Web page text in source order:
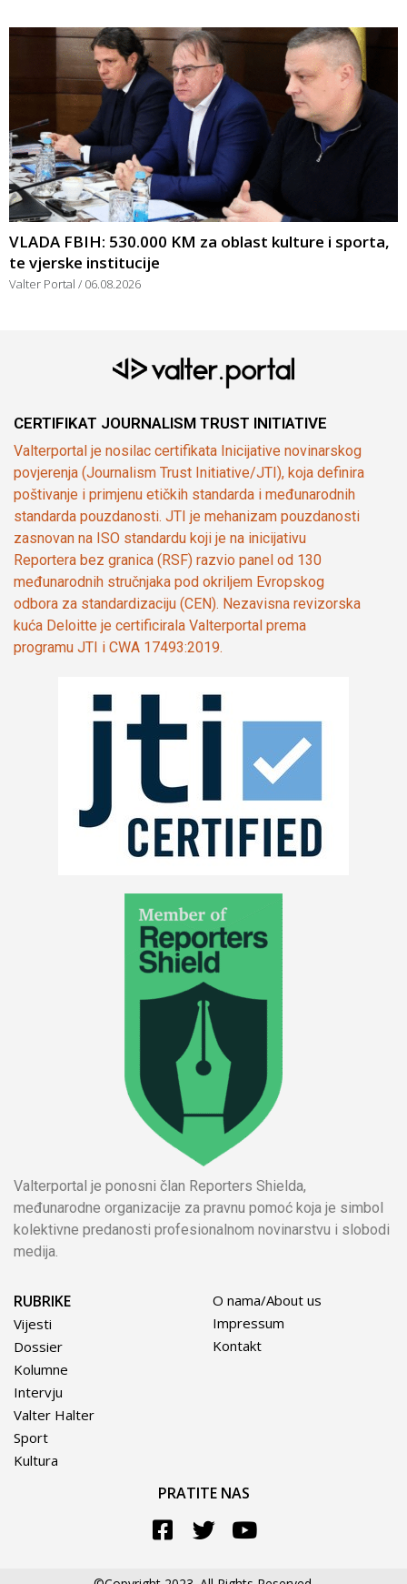
VLADA FBIH: 530.000 KM za oblast kulture i sporta,
te vjerske institucije
Valter Portal 06.08.2026
CERTIFIKAT JOURNALISM TRUST INITIATIVE
Valterportal je nosilac certifikata Inicijative novinarskog
povjerenja (Journalism Trust Initiative/JTI), koja definira
poštivanje i primjenu etičkih standarda i međunarodnih
standarda pouzdanosti. JTI je mehanizam pouzdanosti
zasnovan na ISO standardu koji je na inicijativu
Reportera bez granica (RSF) razvio panel od 130
međunarodnih stručnjaka pod okriljem Evropskog
odbora za standardizaciju (CEN). Nezavisna revizorska
kuća Deloitte je certificirala Valterportal prema
programu JTI i CWA 17493:2019.
Valterportal je ponosni član Reporters Shielda,
međunarodne organizacije za pravnu pomoć koja je simbol
kolektivne predanosti profesionalnom novinarstvu i slobodi
medija.
RUBRIKE
Vijesti
Dossier
Kolumne
Intervju
Valter Halter
Sport
Kultura
O nama/About us
Impressum
Kontakt
PRATITE NAS